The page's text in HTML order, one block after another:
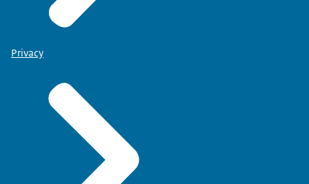
Privacy